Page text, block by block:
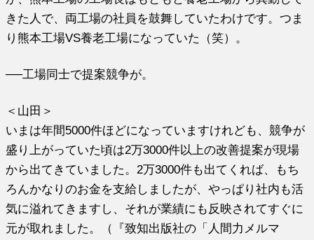
きた人で、両工場の社員を鼓舞していたわけです。つま
り熊本工場VS養老工場になっていた（笑）。
──工場同士で提案競争が。
＜山田＞
いまは年間5000件ほどになっていますけれども、競争が
盛り上がっていた頃は2万3000件以上の改善提案が現場
から出てきていました。2万3000件も出てくれば、もち
ろんかなりのお金を支給しましたが、やっぱり社内も活
気に溢れてきますし、それが業績にも反映されてすぐに
元が取れました。（『致知出版社の「人間力メルマ